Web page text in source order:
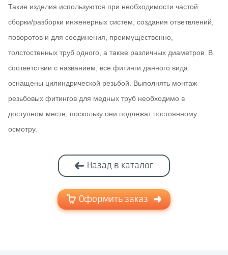
Такие изделия используются при необходимости частой
сборки/разборки инженерных систем, создания ответвлений,
поворотов и для соединения, преимущественно,
толстостенных труб одного, а также различных диаметров. В
соответствии с названием, все фитинги данного вида
оснащены цилиндрической резьбой. Выполнять монтаж
резьбовых фитингов для медных труб необходимо в
доступном месте, поскольку они подлежат постоянному
осмотру.
Назад в каталог
Оформить заказ